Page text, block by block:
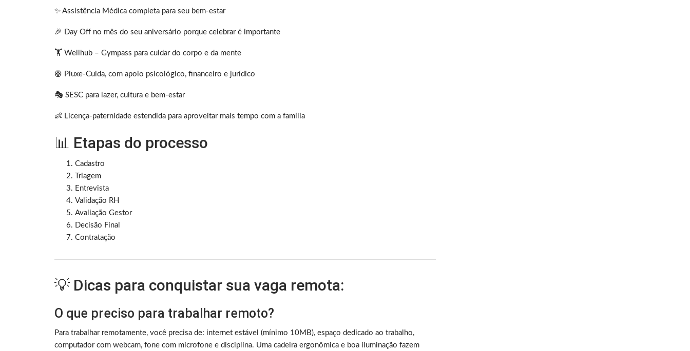
✨ Assistência Médica completa para seu bem-estar
🎉 Day Off no mês do seu aniversário porque celebrar é importante
🏋️ Wellhub – Gympass para cuidar do corpo e da mente
🛟 Pluxe-Cuida, com apoio psicológico, financeiro e jurídico
🎭 SESC para lazer, cultura e bem-estar
👶 Licença-paternidade estendida para aproveitar mais tempo com a família
📊 Etapas do processo
Cadastro
Triagem
Entrevista
Validação RH
Avaliação Gestor
Decisão Final
Contratação
💡 Dicas para conquistar sua vaga remota:
O que preciso para trabalhar remoto?
Para trabalhar remotamente, você precisa de: internet estável (mínimo 10MB), espaço dedicado ao trabalho,
computador com webcam, fone com microfone e disciplina. Uma cadeira ergonômica e boa iluminação fazem